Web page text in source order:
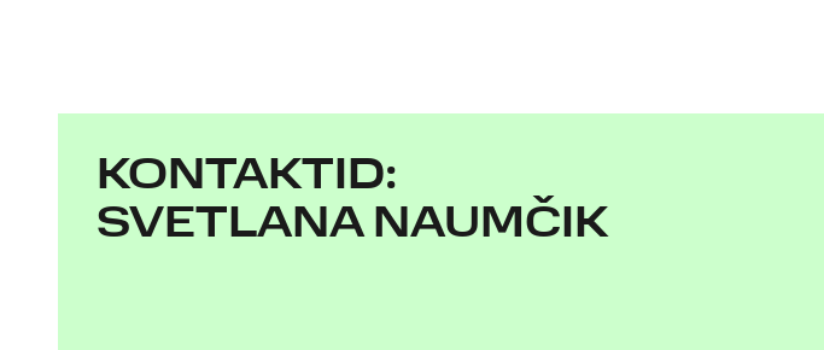
KONTAKTID:
SVETLANA NAUMČIK